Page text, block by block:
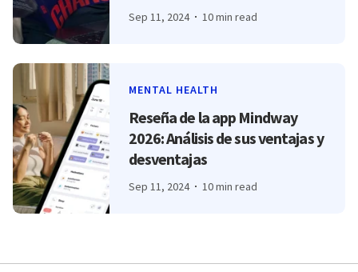
Sep 11, 2024 10 min read
MENTAL HEALTH
Reseña de la app Mindway
2026: Análisis de sus ventajas y
desventajas
Sep 11, 2024 10 min read